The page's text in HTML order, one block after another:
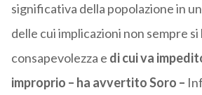
significativa della popolazione in
delle cui implicazioni non sempre si
consapevolezza e di cui va
improprio – ha avvertito Soro –